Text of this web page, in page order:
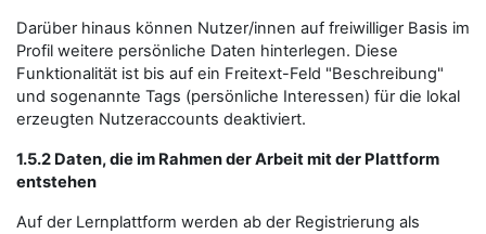
Darüber hinaus können Nutzer/innen auf freiwilliger Basis im
Profil weitere persönliche Daten hinterlegen. Diese
Funktionalität ist bis auf ein Freitext-Feld "Beschreibung"
und sogenannte Tags (persönliche Interessen) für die lokal
erzeugten Nutzeraccounts deaktiviert.
1.5.2 Daten, die im Rahmen der Arbeit mit der Plattform
entstehen
Auf der Lernplattform werden ab der Registrierung als